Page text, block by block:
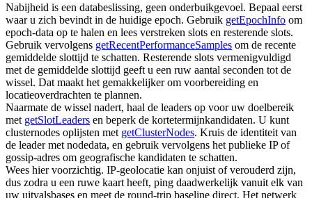
Nabijheid is een databeslissing, geen onderbuikgevoel. Bepaal eerst
waar u zich bevindt in de huidige epoch. Gebruik getEpochInfo om
epoch-data op te halen en lees verstreken slots en resterende slots.
Gebruik vervolgens getRecentPerformanceSamples om de recente
gemiddelde slottijd te schatten. Resterende slots vermenigvuldigd
met de gemiddelde slottijd geeft u een ruw aantal seconden tot de
wissel. Dat maakt het gemakkelijker om voorbereiding en
locatieoverdrachten te plannen.
Naarmate de wissel nadert, haal de leaders op voor uw doelbereik
met getSlotLeaders en beperk de kortetermijnkandidaten. U kunt
clusternodes oplijsten met getClusterNodes. Kruis de identiteit van
de leader met nodedata, en gebruik vervolgens het publieke IP of
gossip-adres om geografische kandidaten te schatten.
Wees hier voorzichtig. IP-geolocatie kan onjuist of verouderd zijn,
dus zodra u een ruwe kaart heeft, ping daadwerkelijk vanuit elk van
uw uitvalsbases en meet de round-trip baseline direct. Het netwerk